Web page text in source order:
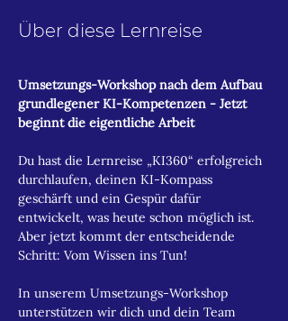
Über diese Lernreise
Umsetzungs-Workshop nach dem Aufbau
grundlegener KI-Kompetenzen - Jetzt
beginnt die eigentliche Arbeit
Du hast die Lernreise „KI360“ erfolgreich
durchlaufen, deinen KI-Kompass
geschärft und ein Gespür dafür
entwickelt, was heute schon möglich ist.
Aber jetzt kommt der entscheidende
Schritt: Vom Wissen ins Tun!
In unserem Umsetzungs-Workshop
unterstützen wir dich und dein Team